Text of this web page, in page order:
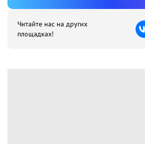
Читайте нас на других
площадках!